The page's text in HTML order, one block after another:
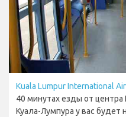
Kuala Lumpur International
40 минутах езды от центра
Куала-Лумпура у вас будет